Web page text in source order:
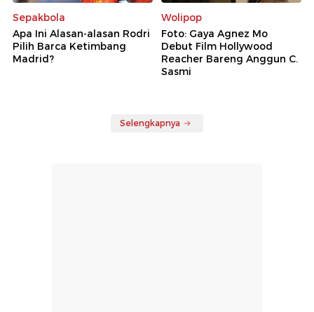
Sepakbola
Apa Ini Alasan-alasan Rodri
Pilih Barca Ketimbang
Madrid?
Wolipop
Foto: Gaya Agnez Mo
Debut Film Hollywood
Reacher Bareng Anggun C.
Sasmi
Selengkapnya